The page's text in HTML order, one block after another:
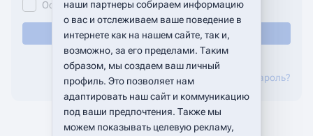
Оставаться в системе
Войти
Помощь по входу
Сбросить ваш пароль?
наши партнеры собираем информацию
о вас и отслеживаем ваше поведение в
интернете как на нашем сайте, так и,
возможно, за его пределами. Таким
образом, мы создаем ваш личный
профиль. Это позволяет нам
адаптировать наш сайт и коммуникацию
под ваши предпочтения. Также мы
можем показывать целевую рекламу,